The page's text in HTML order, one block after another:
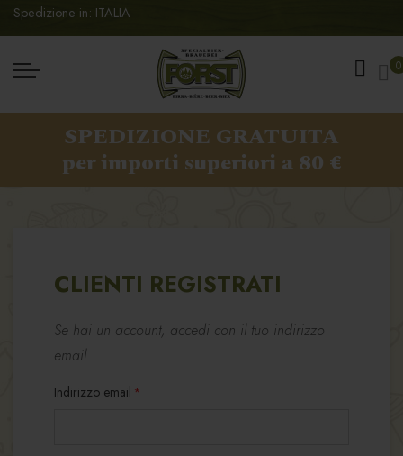
Spedizione in: ITALIA
0
SPEDIZIONE GRATUITA
per importi superiori a 80 €
CLIENTI REGISTRATI
Se hai un account, accedi con il tuo indirizzo
email.
Indirizzo email